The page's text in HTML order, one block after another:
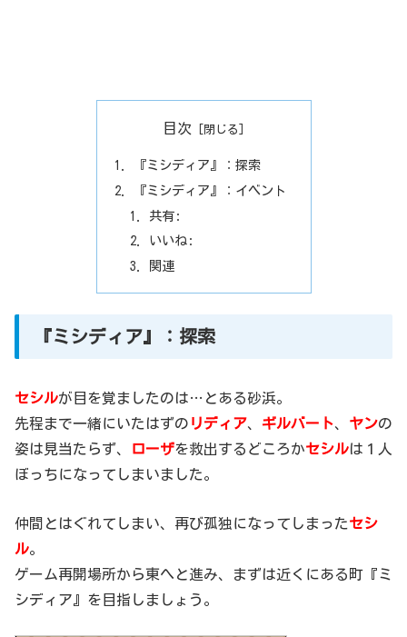
目次
『ミシディア』：探索
『ミシディア』：イベント
共有:
いいね:
関連
『ミシディア』：探索
セシルが目を覚ましたのは…とある砂浜。
先程まで一緒にいたはずの リディア、 ギルバート、 ヤンの
姿は見当たらず、
ローザを救出するどころかセシルは１人
ぼっちになってしまいました。
仲間とはぐれてしまい、再び孤独になってしまったセシ
ル。
ゲーム再開場所から東へと進み、まずは近くにある町『ミ
シディア』を目指しましょう。